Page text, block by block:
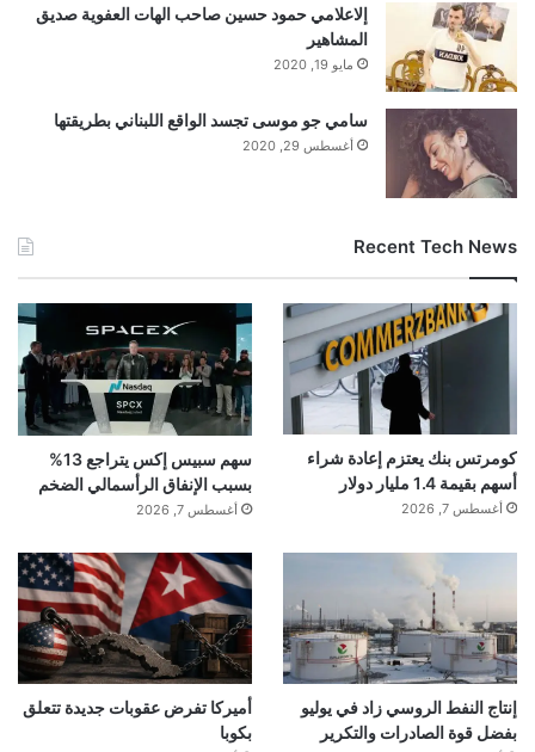
إلاعلامي حمود حسين صاحب الهات العفوية صديق
المشاهير
مايو 19, 2020
سامي جو موسى تجسد الواقع اللبناني بطريقتها
أغسطس 29, 2020
Recent Tech News
كومرتس بنك يعتزم إعادة شراء
أسهم بقيمة 1.4 مليار دولار
أغسطس 7, 2026
سهم سبيس إكس يتراجع 13%
بسبب الإنفاق الرأسمالي الضخم
أغسطس 7, 2026
إنتاج النفط الروسي زاد في يوليو
بفضل قوة الصادرات والتكرير
أميركا تفرض عقوبات جديدة تتعلق
بكوبا